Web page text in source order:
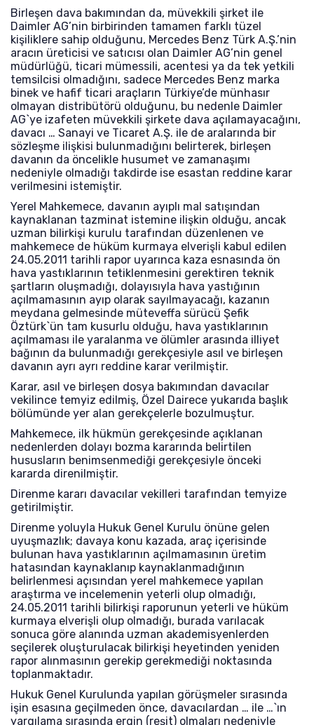
Birleşen dava bakımından da, müvekkili şirket ile
Daimler AG’nin birbirinden tamamen farklı tüzel
kişiliklere sahip olduğunu, Mercedes Benz Türk A.Ş.’nin
aracın üreticisi ve satıcısı olan Daimler AG’nin genel
müdürlüğü, ticari mümessili, acentesi ya da tek yetkili
temsilcisi olmadığını, sadece Mercedes Benz marka
binek ve hafif ticari araçların Türkiye’de münhasır
olmayan distribütörü olduğunu, bu nedenle Daimler
AG`ye izafeten müvekkili şirkete dava açılamayacağını,
davacı … Sanayi ve Ticaret A.Ş. ile de aralarında bir
sözleşme ilişkisi bulunmadığını belirterek, birleşen
davanın da öncelikle husumet ve zamanaşımı
nedeniyle olmadığı takdirde ise esastan reddine karar
verilmesini istemiştir.
Yerel Mahkemece, davanın ayıplı mal satışından
kaynaklanan tazminat istemine ilişkin olduğu, ancak
uzman bilirkişi kurulu tarafından düzenlenen ve
mahkemece de hüküm kurmaya elverişli kabul edilen
24.05.2011 tarihli rapor uyarınca kaza esnasında ön
hava yastıklarının tetiklenmesini gerektiren teknik
şartların oluşmadığı, dolayısıyla hava yastığının
açılmamasının ayıp olarak sayılmayacağı, kazanın
meydana gelmesinde müteveffa sürücü Şefik
Öztürk`ün tam kusurlu olduğu, hava yastıklarının
açılmaması ile yaralanma ve ölümler arasında illiyet
bağının da bulunmadığı gerekçesiyle asıl ve birleşen
davanın ayrı ayrı reddine karar verilmiştir.
Karar, asıl ve birleşen dosya bakımından davacılar
vekilince temyiz edilmiş, Özel Dairece yukarıda başlık
bölümünde yer alan gerekçelerle bozulmuştur.
Mahkemece, ilk hükmün gerekçesinde açıklanan
nedenlerden dolayı bozma kararında belirtilen
hususların benimsenmediği gerekçesiyle önceki
kararda direnilmiştir.
Direnme kararı davacılar vekilleri tarafından temyize
getirilmiştir.
Direnme yoluyla Hukuk Genel Kurulu önüne gelen
uyuşmazlık; davaya konu kazada, araç içerisinde
bulunan hava yastıklarının açılmamasının üretim
hatasından kaynaklanıp kaynaklanmadığının
belirlenmesi açısından yerel mahkemece yapılan
araştırma ve incelemenin yeterli olup olmadığı,
24.05.2011 tarihli bilirkişi raporunun yeterli ve hüküm
kurmaya elverişli olup olmadığı, burada varılacak
sonuca göre alanında uzman akademisyenlerden
seçilerek oluşturulacak bilirkişi heyetinden yeniden
rapor alınmasının gerekip gerekmediği noktasında
toplanmaktadır.
Hukuk Genel Kurulunda yapılan görüşmeler sırasında
işin esasına geçilmeden önce, davacılardan … ile …`ın
yargılama sırasında ergin (reşit) olmaları nedeniyle